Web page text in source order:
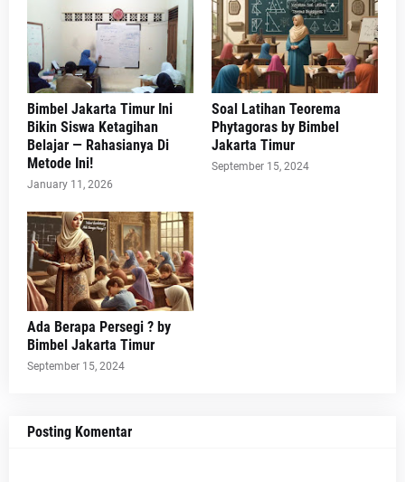
Bimbel Jakarta Timur Ini
Bikin Siswa Ketagihan
Belajar — Rahasianya Di
Metode Ini!
January 11, 2026
Soal Latihan Teorema
Phytagoras by Bimbel
Jakarta Timur
September 15, 2024
Ada Berapa Persegi ? by
Bimbel Jakarta Timur
September 15, 2024
Posting Komentar